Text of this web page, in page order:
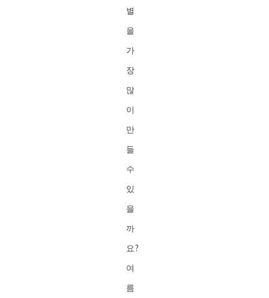
별
을
가
장
많
이
만
들
수
있
을
까
요?
여
름